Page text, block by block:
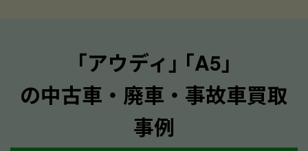
｢アウディ｣ ｢A5｣
の中古車・廃車・事故車買取
事例